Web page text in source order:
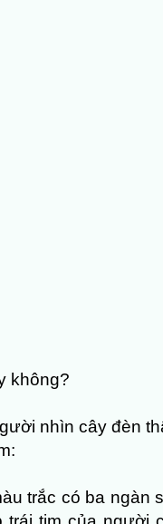
không?
nhìn cây đèn
trắc có ba ngàn